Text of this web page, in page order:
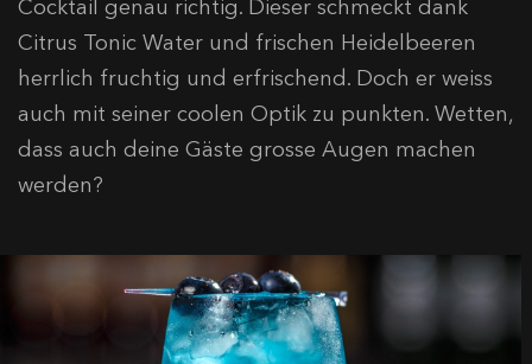
Cocktail genau richtig. Dieser schmeckt dank
Citrus Tonic Water und frischen Heidelbeeren
herrlich fruchtig und erfrischend. Doch er weiss
auch mit seiner coolen Optik zu punkten. Wetten,
dass auch deine Gäste grosse Augen machen
werden?